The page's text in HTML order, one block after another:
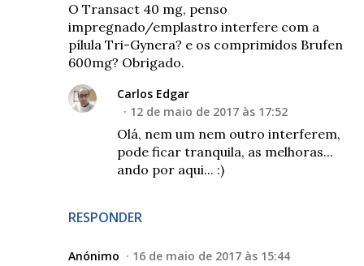
O Transact 40 mg, penso
impregnado/emplastro interfere com a
pílula Tri-Gynera? e os comprimidos Brufen
600mg? Obrigado.
RESPONDER
Carlos Edgar
12 de maio de 2017 às 17:52
Olá, nem um nem outro interferem,
pode ficar tranquila, as melhoras...
ando por aqui... :)
Anónimo 16 de maio de 2017 às 15:44